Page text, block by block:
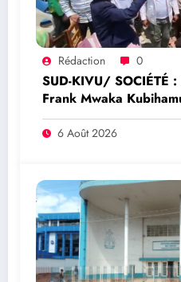
Rédaction 0
SUD-KIVU/ SOCIÉTÉ
Frank Mwaka
cahiers aux écoliers
Kaziba, philanthrope
6 Août 2026